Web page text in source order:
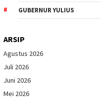
GUBERNUR YULIUS
ARSIP
Agustus 2026
Juli 2026
Juni 2026
Mei 2026